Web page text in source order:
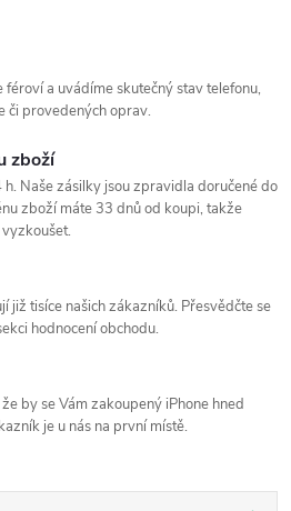
féroví a uvádíme skutečný stav telefonu,
či provedených oprav.
zboží
Naše zásilky jsou zpravidla doručené do
zboží máte 33 dnů od koupi, takže
již tisíce našich zákazníků. Přesvědčte se
hodnocení obchodu.
by se Vám zakoupený iPhone hned
je u nás na první místě.